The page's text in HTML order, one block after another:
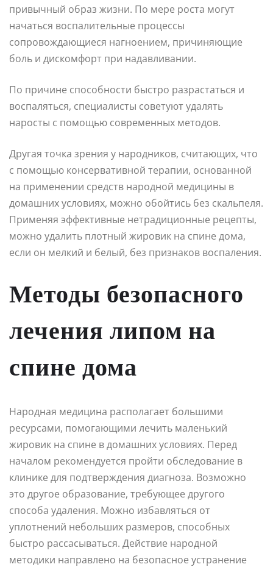
привычный образ жизни. По мере роста могут
начаться воспалительные процессы
сопровождающиеся нагноением, причиняющие
боль и дискомфорт при надавливании.
По причине способности быстро разрастаться и
воспаляться, специалисты советуют удалять
наросты с помощью современных методов.
Другая точка зрения у народников, считающих, что
с помощью консервативной терапии, основанной
на применении средств народной медицины в
домашних условиях, можно обойтись без скальпеля.
Применяя эффективные нетрадиционные рецепты,
можно удалить плотный жировик на спине дома,
если он мелкий и белый, без признаков воспаления.
Методы безопасного
лечения липом на
спине дома
Народная медицина располагает большими
ресурсами, помогающими лечить маленький
жировик на спине в домашних условиях. Перед
началом рекомендуется пройти обследование в
клинике для подтверждения диагноза. Возможно
это другое образование, требующее другого
способа удаления. Можно избавляться от
уплотнений небольших размеров, способных
быстро рассасываться. Действие народной
методики направлено на безопасное устранение